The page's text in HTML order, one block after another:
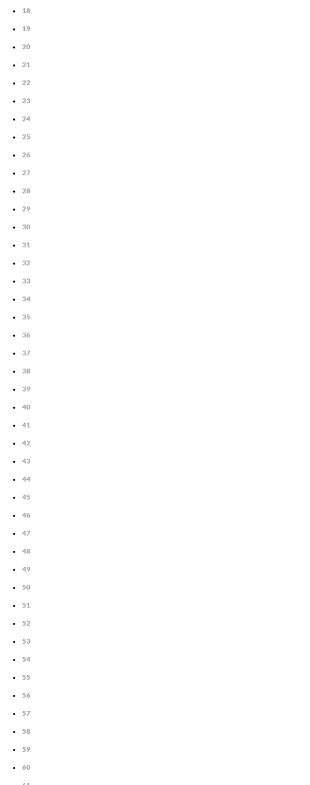
18
19
20
21
22
23
24
25
26
27
28
29
30
31
32
33
34
35
36
37
38
39
40
41
42
43
44
45
46
47
48
49
50
51
52
53
54
55
56
57
58
59
60